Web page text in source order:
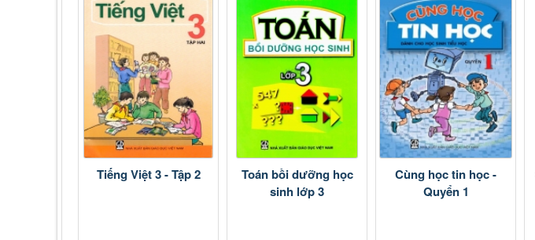
Tiếng Việt 3 - Tập 2
Toán bồi dưỡng học
sinh lớp 3
Cùng học tin học -
Quyển 1